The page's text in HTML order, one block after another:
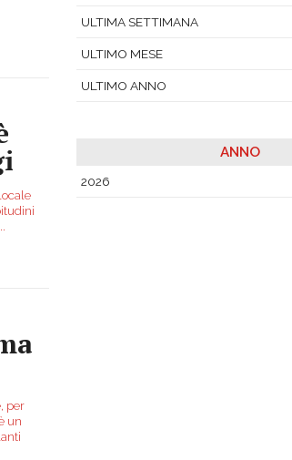
per
un
ULTIMA SETTIMANA
ULTIMO MESE
ULTIMO ANNO
ANNO
2026